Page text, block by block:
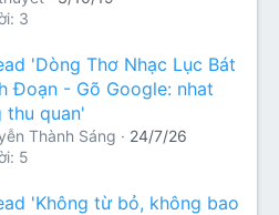
3
'Dòng Thơ Nhạc Lục Bát
Đoạn - Gõ Google: nhat
thu quan'
Thành Sáng
24/7/26
5
'Không từ bỏ, không bao